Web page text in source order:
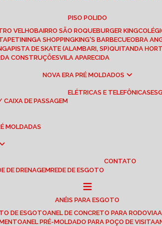
PISO POLIDO
VELHO BAIRRO SÃO ROQUE BURGER KING
SHOPPING KING'S BARBECUE OBRA
PISTA DE SKATE (ALAMBARI, SP) QUITANDA
CONSTRUÇÕES VILA APARECIDA
NOVA ERA PRÉ MOLDADOS
CAIXA DE PASSAGEM
ELÉTRICAS E TELEFÔNICAS
MOLDADAS
DE DRENAGEM REDE DE ESGOTO
CONTATO
ANÉIS PARA ESGOTO
DE ESGOTO ANEL DE CONCRETO PARA RODOVIA
ANEL PRÉ-MOLDADO PARA POÇO DE VISITA